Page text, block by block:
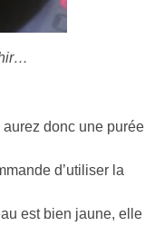
donc une purée
d’utiliser la
est bien jaune, elle